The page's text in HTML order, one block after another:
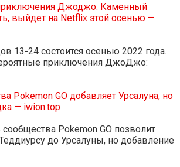
Джоджо: Каменный
выйдет на Netflix этой осенью —
13-24 состоится осенью 2022 года.
приключения ДжоДжо:
Pokemon GO добавляет Урсалуна, но
— iwion.top
Pokemon GO позволит
до Урсалуны, но добавление